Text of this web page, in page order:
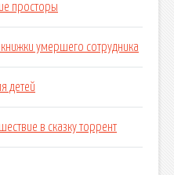
просторы
умершего сотрудника
детей
в сказку торрент